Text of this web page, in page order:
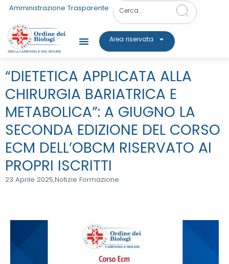
Amministrazione Trasparente
Area riservata
“DIETETICA APPLICATA ALLA
CHIRURGIA BARIATRICA E
METABOLICA”: A GIUGNO LA
SECONDA EDIZIONE DEL CORSO
ECM DELL’OBCM RISERVATO AI
PROPRI ISCRITTI
23 Aprile 2025,Notizie Formazione